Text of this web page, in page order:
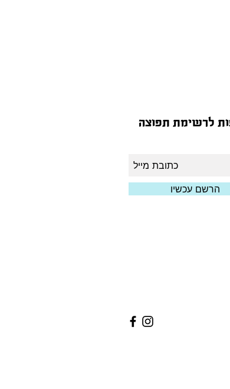
לרשימת תפוצה
הרשם עכשיו